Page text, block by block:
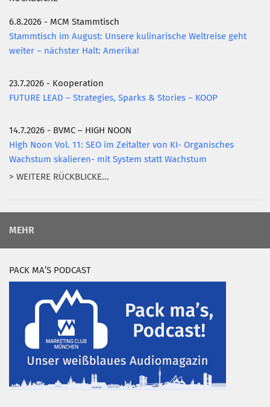
6.8.2026 - MCM Stammtisch
Stammtisch im August: Unsere kulinarische Weltreise geht
weiter – nächster Halt: Amerika!
23.7.2026 - Kooperation
FUTURE LEAD – Strategies, Sparks & Stories – KOOP
14.7.2026 - BVMC – HIGH NOON
High Noon Vol. 11: SEO im Zeitalter von KI- Organisches
Wachstum skalieren- mit System statt Wachstum
> WEITERE RÜCKBLICKE...
MEHR
PACK MA’S PODCAST